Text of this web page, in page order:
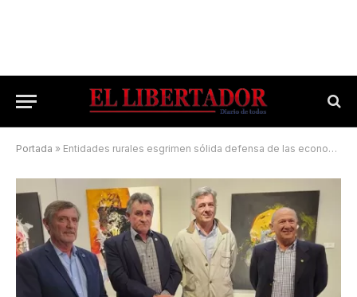
Portada » Entidades rurales esgrimen sólida defensa de las economías regionales